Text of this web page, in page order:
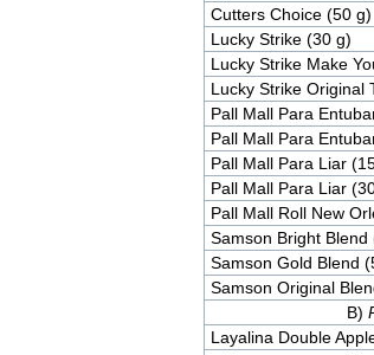
Cutters Choice (50 g)
Lucky Strike (30 g)
Lucky Strike Make
Lucky Strike Original
Pall Mall Para
Pall Mall Para
Pall Mall Para Liar
Pall Mall Para Liar
Pall Mall Roll New
Samson Bright Blend
Samson Gold Blend
Samson Original
B)
Layalina Double